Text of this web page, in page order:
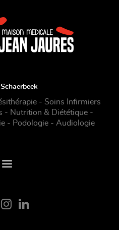
- Soins Infirmiers
- Nutrition & Diététique -
- Podologie - Audiologie